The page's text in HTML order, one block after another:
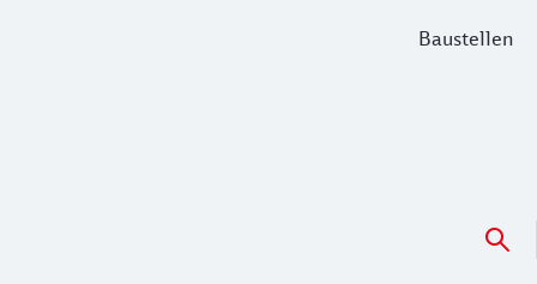
Baustellen